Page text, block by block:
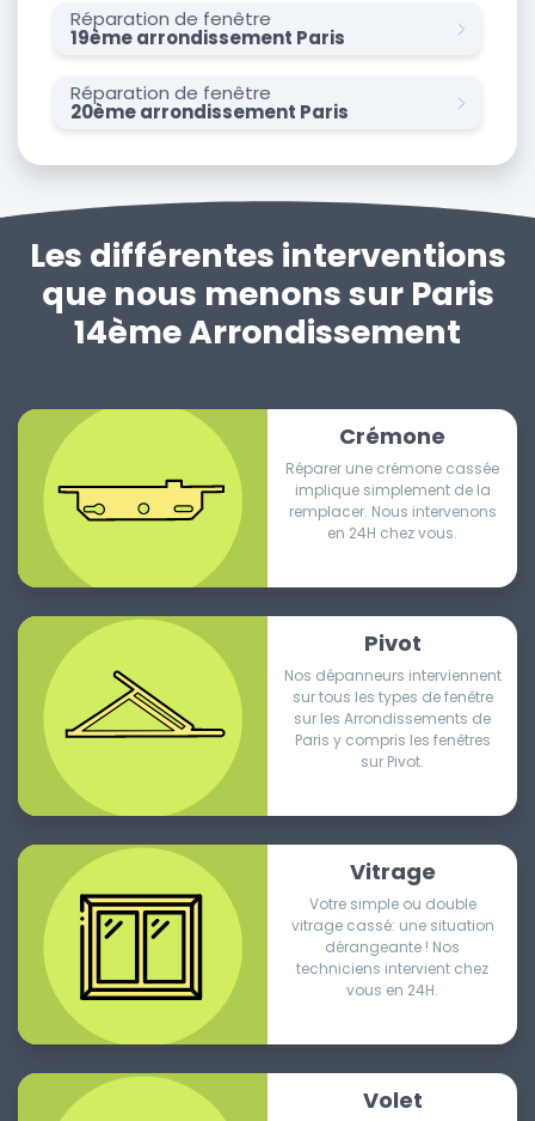
Réparation de fenêtre
19ème arrondissement Paris
Réparation de fenêtre
20ème arrondissement Paris
Les différentes interventions
que nous menons sur Paris
14ème Arrondissement
Crémone
Réparer une crémone cassée
implique simplement de la
remplacer. Nous intervenons
en 24H chez vous.
Pivot
Nos dépanneurs interviennent
sur tous les types de fenêtre
sur les Arrondissements de
Paris y compris les fenêtres
sur Pivot.
Vitrage
Votre simple ou double
vitrage cassé: une situation
dérangeante ! Nos
techniciens intervient chez
vous en 24H.
Volet